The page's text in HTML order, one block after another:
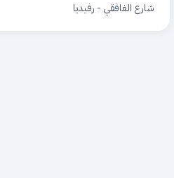
شارع الغافقي - رفيديا